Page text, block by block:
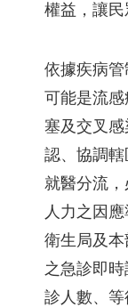
權益，讓民
依據疾病
可能是流
塞及交叉
認、協調
就醫分流
人力之因
衛生局及
之急診即
診人數、